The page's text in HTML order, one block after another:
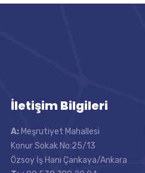
İletişim Bilgileri
A: Meşrutiyet Mahallesi
Konur Sokak No:25/13
Özsoy İş Hanı Çankaya/Ankara